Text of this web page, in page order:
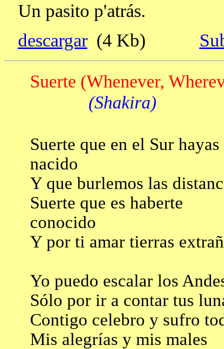
Un pasito p'atrás.
descargar(4 Kb)
Suerte (Whenever,
(Shakira)
Suerte que en el Sur hayas
nacido
Y que burlemos las
Suerte que es haberte
conocido
Y por ti amar tierras
Yo puedo escalar los
Sólo por ir a contar tus
Contigo celebro y sufro
Mis alegrías y mis males